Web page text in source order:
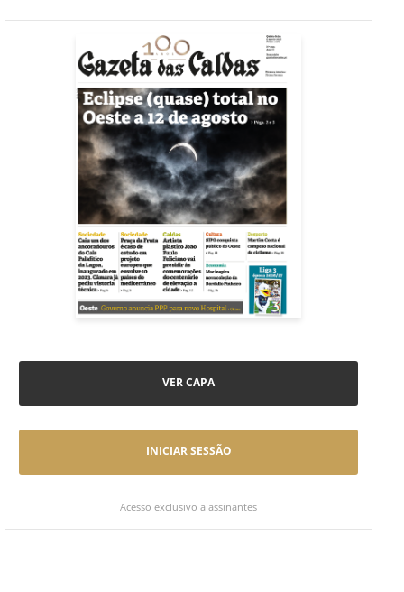
VER CAPA
INICIAR SESSÃO
Acesso exclusivo a assinantes